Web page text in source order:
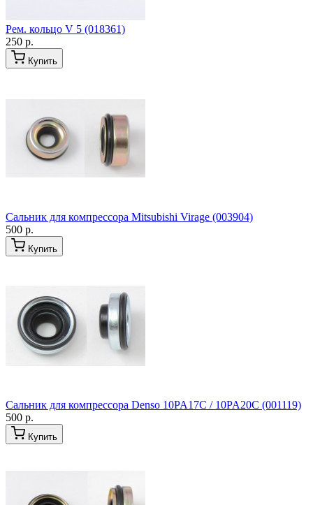
Рем. кольцо V 5 (018361)
250 р.
Купить
Сальник для компрессора Mitsubishi Virage (003904)
500 р.
Купить
Сальник для компрессора Denso 10PA17C / 10PA20C (001119)
500 р.
Купить